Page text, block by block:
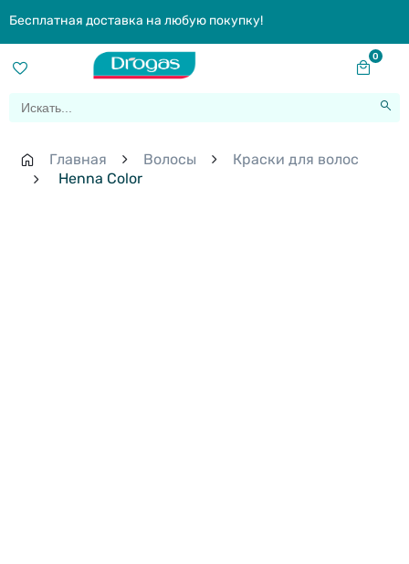
Бесплатная доставка на любую покупку!
0
Главная Волосы
Краски для волос
Henna Color